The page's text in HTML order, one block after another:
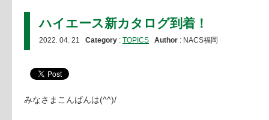
ハイエース新カタログ到着！
2022. 04. 21 Category : TOPICS Author : NACS福岡
みなさまこんばんは(^^)/